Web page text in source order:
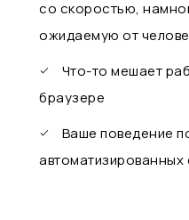
со скоростью,
ожидаемую от
Что-то мешает
браузере
Ваше поведение
автоматизированных